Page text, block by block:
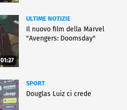
01:27
ULTIME NOTIZIE
Il nuovo film della Marvel
"Avengers: Doomsday"
SPORT
Douglas Luiz ci crede